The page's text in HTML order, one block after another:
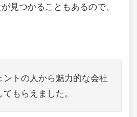
見つかることもあるので、
ントの人から魅力的な会社
もらえました。